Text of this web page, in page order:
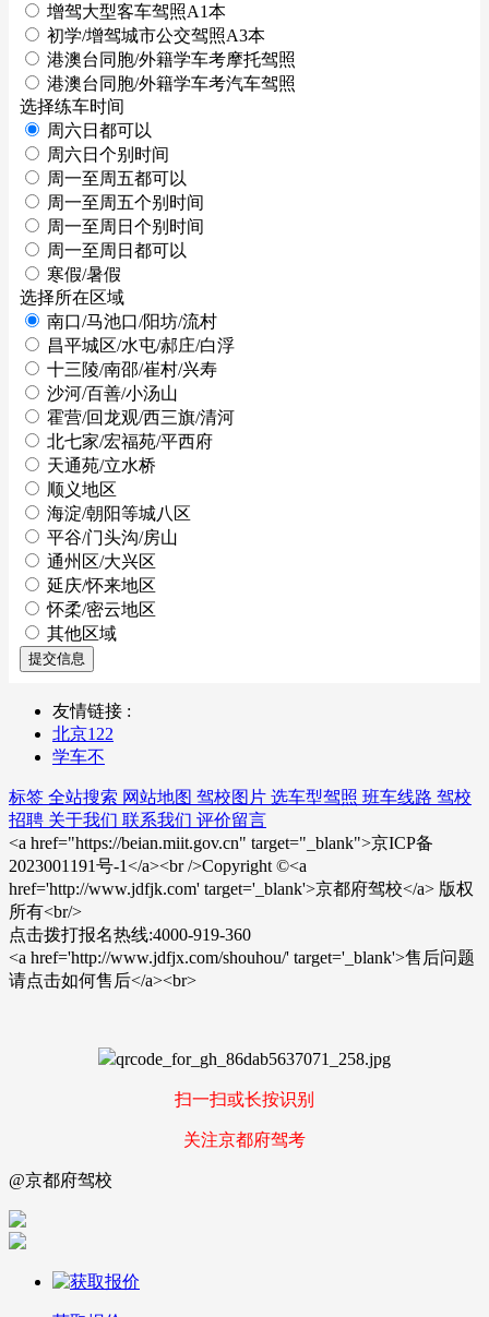
增驾大型客车驾照A1本
初学/增驾城市公交驾照A3本
港澳台同胞/外籍学车考摩托驾照
港澳台同胞/外籍学车考汽车驾照
选择练车时间
周六日都可以
周六日个别时间
周一至周五都可以
周一至周五个别时间
周一至周日个别时间
周一至周日都可以
寒假/暑假
选择所在区域
南口/马池口/阳坊/流村
昌平城区/水屯/郝庄/白浮
十三陵/南邵/崔村/兴寿
沙河/百善/小汤山
霍营/回龙观/西三旗/清河
北七家/宏福苑/平西府
天通苑/立水桥
顺义地区
海淀/朝阳等城八区
平谷/门头沟/房山
通州区/大兴区
延庆/怀来地区
怀柔/密云地区
其他区域
提交信息
友情链接 :
北京122
学车不
标签 全站搜索 网站地图 驾校图片 选车型驾照 班车线路 驾校
招聘 关于我们 联系我们 评价留言
<a href="https://beian.miit.gov.cn" target="_blank">京ICP备
2023001191号-1</a><br />Copyright ©<a
href='http://www.jdfjk.com' target='_blank'>京都府驾校</a> 版权
所有<br/>
点击拨打报名热线:4000-919-360
<a href='http://www.jdfjx.com/shouhou/' target='_blank'>售后问题
请点击如何售后</a><br>
扫一扫或长按识别
关注京都府驾考
@京都府驾校